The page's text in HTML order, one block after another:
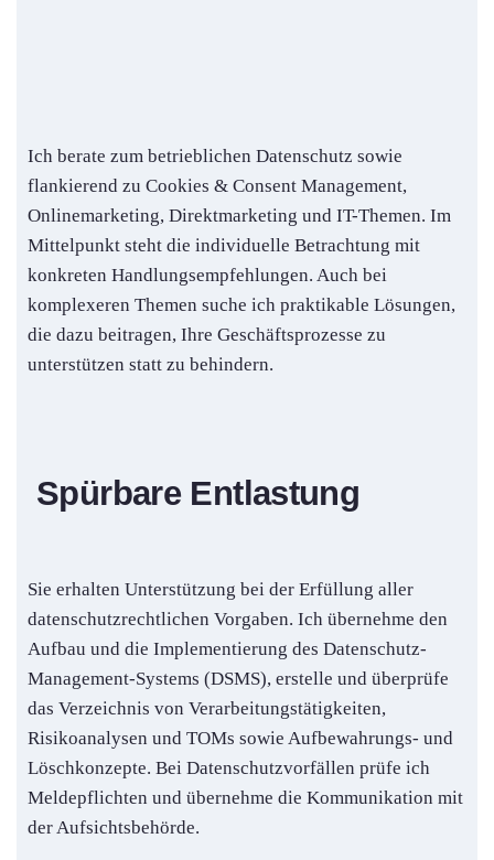
Ich berate zum betrieblichen Datenschutz sowie
flankierend zu Cookies & Consent Management,
Onlinemarketing, Direktmarketing und IT-Themen. Im
Mittelpunkt steht die individuelle Betrachtung mit
konkreten Handlungsempfehlungen. Auch bei
komplexeren Themen suche ich praktikable Lösungen,
die dazu beitragen, Ihre Geschäftsprozesse zu
unterstützen statt zu behindern.
Spürbare Entlastung
Sie erhalten Unterstützung bei der Erfüllung aller
datenschutzrechtlichen Vorgaben. Ich übernehme den
Aufbau und die Implementierung des Datenschutz-
Management-Systems (DSMS), erstelle und überprüfe
das Verzeichnis von Verarbeitungstätigkeiten,
Risikoanalysen und TOMs sowie Aufbewahrungs- und
Löschkonzepte. Bei Datenschutzvorfällen prüfe ich
Meldepflichten und übernehme die Kommunikation mit
der Aufsichtsbehörde.